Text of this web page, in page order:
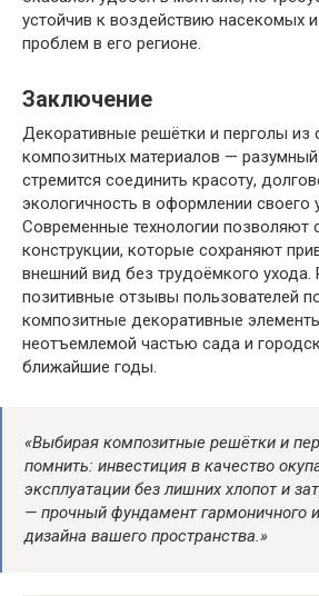
устойчив к воздействию насекомых
проблем в его регионе.
Заключение
Декоративные решётки и перголы из
композитных материалов —
стремится соединить красоту,
экологичность в оформлении своего
Современные технологии позволяют
конструкции, которые сохраняют
внешний вид без трудоёмкого ухода.
позитивные отзывы пользователей
композитные декоративные
неотъемлемой частью сада и
ближайшие годы.
«Выбирая композитные решётки и
помнить: инвестиция в качество
эксплуатации без лишних хлопот и
— прочный фундамент гармоничного
дизайна вашего пространства.»